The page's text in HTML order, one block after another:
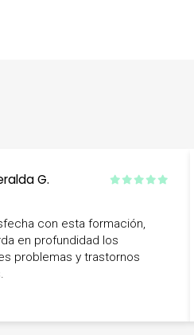
G.
con esta formación,
en profundidad los
problemas y trastornos